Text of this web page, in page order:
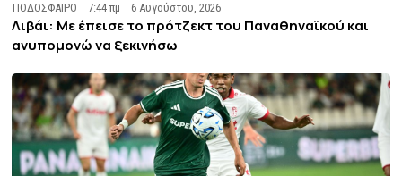
ΠΟΔΟΣΦΑΙΡΟ 7:44 πμ 6 Αυγούστου, 2026
Λιβάι: Με έπεισε το πρότζεκτ του Παναθηναϊκού και
ανυπομονώ να ξεκινήσω